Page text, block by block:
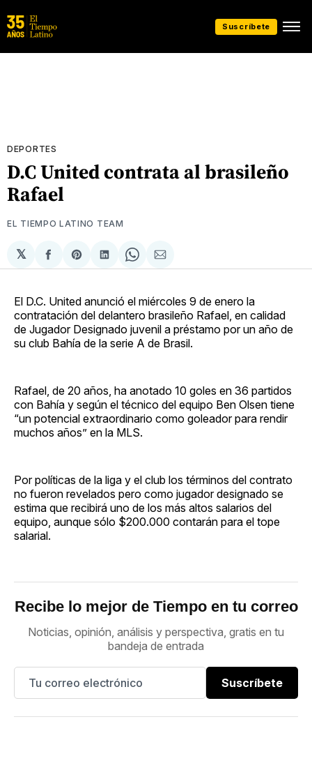
Suscríbete
DEPORTES
D.C United contrata al brasileño
Rafael
EL TIEMPO LATINO TEAM
𝕏
Compartir
en
Share
on
Compartir
en
Share
on
Compartir
via
El D.C. United anunció el miércoles 9 de enero la
contratación del delantero brasileño Rafael, en calidad
de Jugador Designado juvenil a préstamo por un año de
su club Bahía de la serie A de Brasil.
Rafael, de 20 años, ha anotado 10 goles en 36 partidos
con Bahía y según el técnico del equipo Ben Olsen tiene
“un potencial extraordinario como goleador para rendir
muchos años” en la MLS.
Por políticas de la liga y el club los términos del contrato
no fueron revelados pero como jugador designado se
estima que recibirá uno de los más altos salarios del
equipo, aunque sólo $200.000 contarán para el tope
salarial.
Recibe lo mejor de Tiempo en tu correo
Noticias, opinión, análisis y perspectiva, gratis en tu
bandeja de entrada
Suscríbete